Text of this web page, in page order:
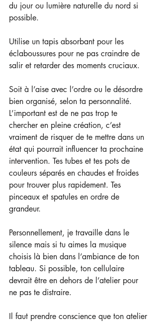
du jour ou lumière naturelle du nord si
possible.
Utilise un tapis absorbant pour les
éclaboussures pour ne pas craindre de
salir et retarder des moments cruciaux.
Soit à l’aise avec l’ordre ou le désordre
bien organisé, selon ta personnalité.
L’important est de ne pas trop te
chercher en pleine création, c’est
vraiment de risquer de te mettre dans un
état qui pourrait influencer ta prochaine
intervention. Tes tubes et tes pots de
couleurs séparés en chaudes et froides
pour trouver plus rapidement. Tes
pinceaux et spatules en ordre de
grandeur.
Personnellement, je travaille dans le
silence mais si tu aimes la musique
choisis là bien dans l’ambiance de ton
tableau. Si possible, ton cellulaire
devrait être en dehors de l’atelier pour
ne pas te distraire.
Il faut prendre conscience que ton atelier